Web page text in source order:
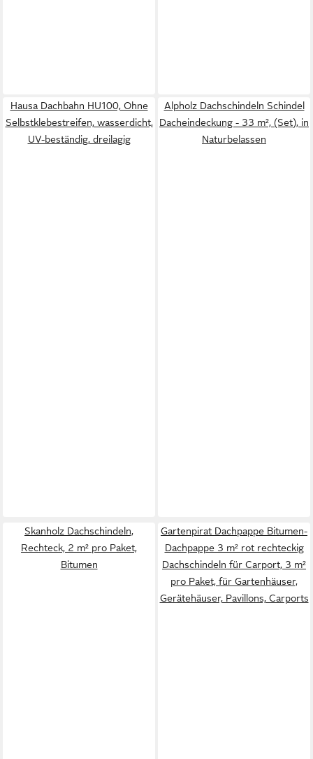
Hausa Dachbahn HU100, Ohne
Selbstklebestreifen, wasserdicht,
UV-beständig, dreilagig
Alpholz Dachschindeln Schindel
Dacheindeckung - 33 m², (Set), in
Naturbelassen
Skanholz Dachschindeln,
Rechteck, 2 m² pro Paket,
Bitumen
Gartenpirat Dachpappe Bitumen-
Dachpappe 3 m² rot rechteckig
Dachschindeln für Carport, 3 m²
pro Paket, für Gartenhäuser,
Gerätehäuser, Pavillons, Carports